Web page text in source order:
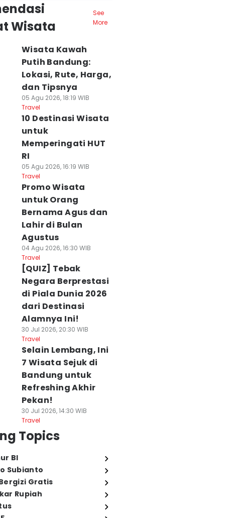
Wisata
See
More
Wisata Kawah
Putih Bandung:
Lokasi, Rute, Harga,
dan Tipsnya
05 Agu 2026, 18:19 WIB
Travel
10 Destinasi Wisata
untuk
Memperingati HUT
RI
05 Agu 2026, 16:19 WIB
Travel
Promo Wisata
untuk Orang
Bernama Agus dan
Lahir di Bulan
Agustus
04 Agu 2026, 16:30 WIB
Travel
[QUIZ] Tebak
Negara Berprestasi
di Piala Dunia 2026
dari Destinasi
Alamnya Ini!
30 Jul 2026, 20:30 WIB
Travel
Selain Lembang, Ini
7 Wisata Sejuk di
Bandung untuk
Refreshing Akhir
Pekan!
30 Jul 2026, 14:30 WIB
Travel
Topics
BI
Subianto
Gratis
Rupiah